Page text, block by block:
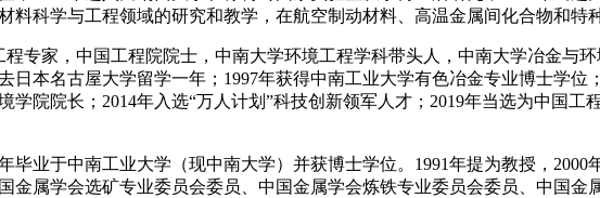
科学与工程领域的研究和教学，在航空制动材料、高温金属间化合物和特
专家，中国工程院院士，中南大学环境工程学科带头人，中南大学冶金与
日本名古屋大学留学一年；1997年获得中南工业大学有色冶金专业博士学位
学院院长；2014年入选“万人计划”科技创新领军人才；2019年当选为中国工
毕业于中南工业大学（现中南大学）并获博士学位。1991年提为教授，
金属学会选矿专业委员会委员、中国金属学会炼铁专业委员会委员、中国